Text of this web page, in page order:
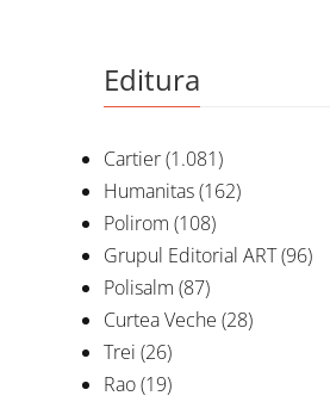
Editura
Cartier(1.081)
Humanitas(162)
Polirom (108)
Grupul Editorial ART(96)
Polisalm (87)
Curtea Veche (28)
Trei (26)
Rao(19)